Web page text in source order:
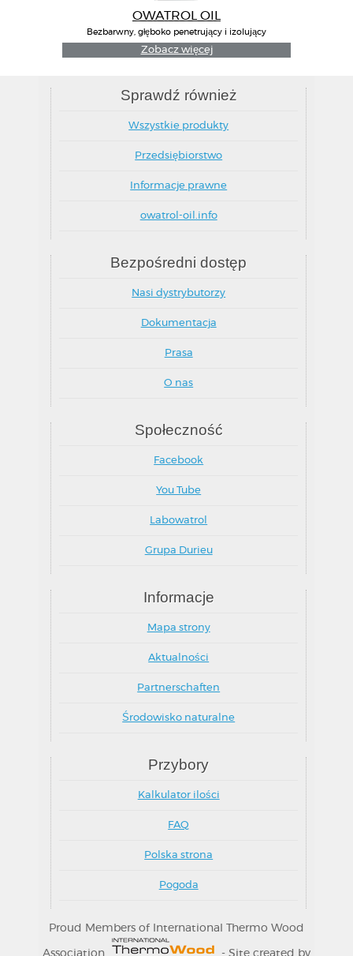
OWATROL OIL
Bezbarwny, głęboko penetrujący i izolujący
inhibitor rdzy
Zobacz więcej
Sprawdź również
Wszystkie produkty
Przedsiębiorstwo
Informacje prawne
owatrol-oil.info
Bezpośredni dostęp
Nasi dystrybutorzy
Dokumentacja
Prasa
O nas
Społeczność
Facebook
You Tube
Labowatrol
Grupa Durieu
Informacje
Mapa strony
Aktualności
Partnerschaften
Środowisko naturalne
Przybory
Kalkulator ilości
FAQ
Polska strona
Pogoda
Proud Members of International Thermo Wood
Association - Site created by